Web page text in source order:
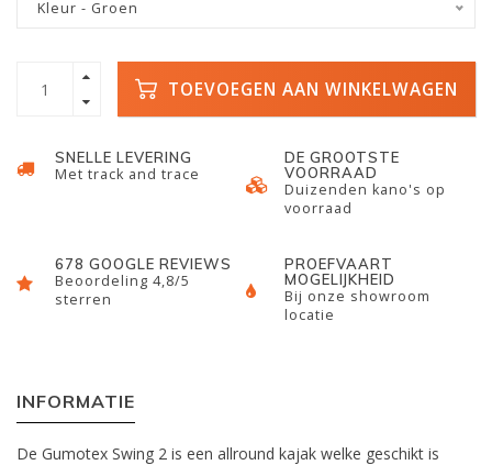
Kleur - Groen
TOEVOEGEN AAN WINKELWAGEN
SNELLE LEVERING
Met track and trace
DE GROOTSTE
VOORRAAD
Duizenden kano's op
voorraad
678 GOOGLE REVIEWS
Beoordeling 4,8/5
sterren
PROEFVAART
MOGELIJKHEID
Bij onze showroom
locatie
INFORMATIE
De Gumotex Swing 2 is een allround kajak welke geschikt is